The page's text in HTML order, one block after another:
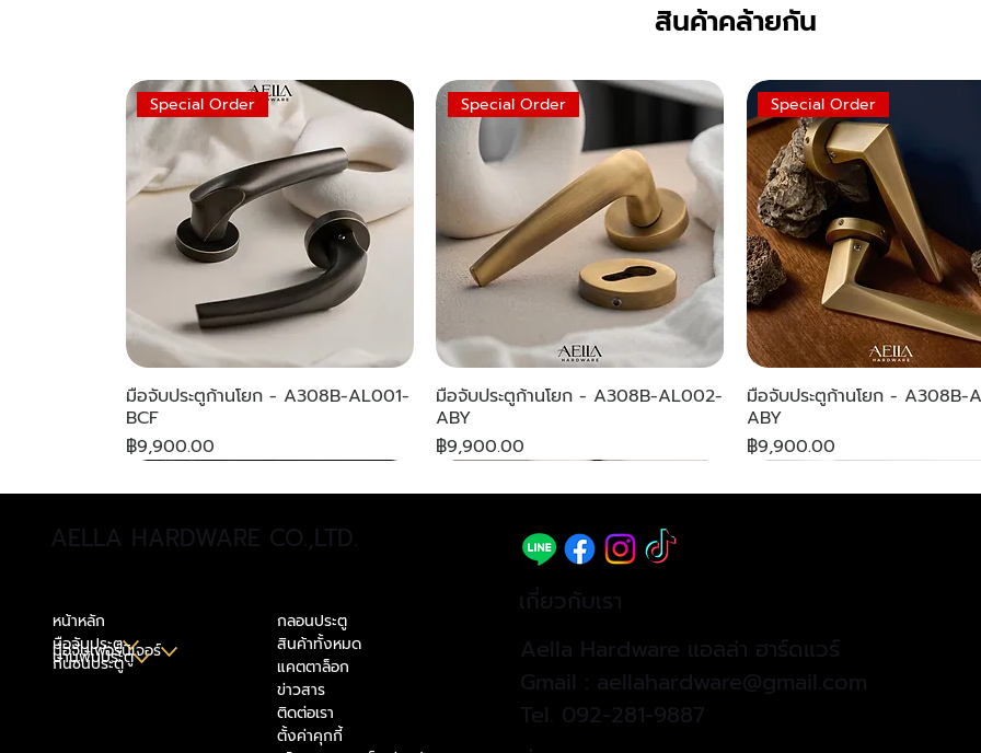
สินค้าคล้ายกัน
Special Order
มือจับประตูก้านโยก - A308B-AL001-
BCF
ราคา
฿9,900.00
Special Order
มือจับประตูก้านโยก - A308B-AL002-
ABY
ราคา
฿9,900.00
Special Order
มือจับประตูก้านโยก - A308B-
ABY
ราคา
฿9,900.00
AELLA HARDWARE CO.,LTD.
หน้าหลัก
มือจับประตู
มือจับเฟอร์นิเจอร์
บานพับประตู
กันชนประตู
กลอนประตู
สินค้าทั้งหมด
แคตตาล็อก
ข่าวสาร
ติดต่อเรา
ตั้งค่าคุกกี้
เกี่ยวกับเรา
Aella Hardware แอลล่า ฮาร์ดแวร์
Gmail : aellahardware@gmail.com
Tel. 092-281-9887